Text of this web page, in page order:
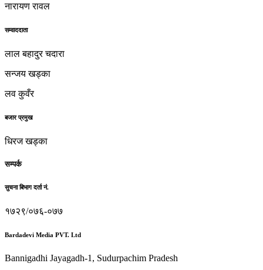
नारायण रावल
सम्वाददाता
लाल बहादुर चदारा
सन्जय खड्का
लव कुवँर
बजार प्रमुख
धिरज खड्का
सम्पर्क
सुचना बिभाग दर्ता नं.
१७२९/०७६-०७७
Bardadevi Media PVT. Ltd
Bannigadhi Jayagadh-1, Sudurpachim Pradesh